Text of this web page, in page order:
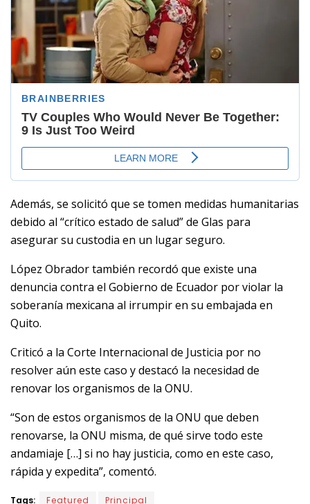
Además, se solicitó que se tomen medidas humanitarias
debido al “crítico estado de salud” de Glas para
asegurar su custodia en un lugar seguro.
López Obrador también recordó que existe una
denuncia contra el Gobierno de Ecuador por violar la
soberanía mexicana al irrumpir en su embajada en
Quito.
Criticó a la Corte Internacional de Justicia por no
resolver aún este caso y destacó la necesidad de
renovar los organismos de la ONU.
“Son de estos organismos de la ONU que deben
renovarse, la ONU misma, de qué sirve todo este
andamiaje […] si no hay justicia, como en este caso,
rápida y expedita”, comentó.
Tags: Featured Principal